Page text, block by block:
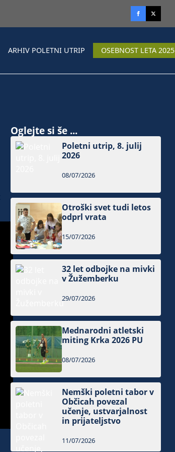
ARHIV POLETNI UTRIP OSEBNOST LETA 2025
Oglejte si še ...
Poletni utrip, 8. julij
2026
08/07/2026
Otroški svet tudi letos
odprl vrata
15/07/2026
32 let odbojke na mivki
v Žužemberku
29/07/2026
Mednarodni atletski
miting Krka 2026 PU
08/07/2026
Nemški poletni tabor v
Občicah povezal
učenje, ustvarjalnost
in prijateljstvo
11/07/2026